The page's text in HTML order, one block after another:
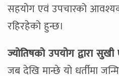
सहयोग एवं उपचारको
रहिरहेको हुन्छ।
ज्योतिषको उपयोग द्वारा
जब देखि मान्छे यो धर्तीमा